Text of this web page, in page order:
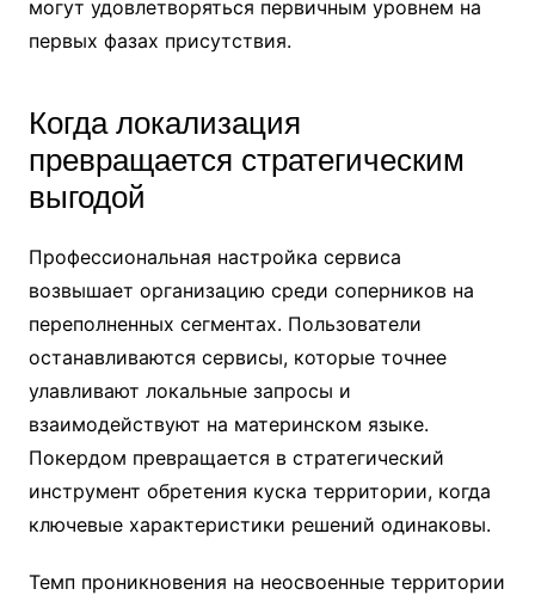
могут удовлетворяться первичным уровнем на
первых фазах присутствия.
Когда локализация
превращается стратегическим
выгодой
Профессиональная настройка сервиса
возвышает организацию среди соперников на
переполненных сегментах. Пользователи
останавливаются сервисы, которые точнее
улавливают локальные запросы и
взаимодействуют на материнском языке.
Покердом превращается в стратегический
инструмент обретения куска территории, когда
ключевые характеристики решений одинаковы.
Темп проникновения на неосвоенные территории